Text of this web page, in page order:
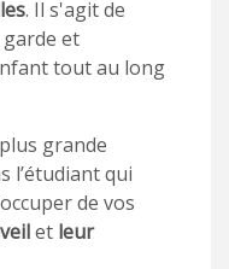
. Il s'agit de
garde et
tout au long
grande
l’étudiant qui
de vos
et leur